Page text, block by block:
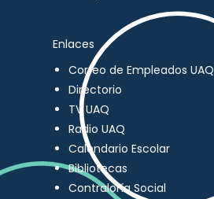
Enlaces
Correo de Empleados UAQ
Directorio
TV UAQ
Radio UAQ
Calendario Escolar
Bibliotecas
Contraloría Social